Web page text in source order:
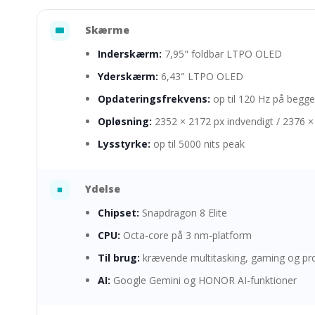
Skærme
Inderskærm: 7,95" foldbar LTPO OLED
Yderskærm: 6,43" LTPO OLED
Opdateringsfrekvens: op til 120 Hz på
Opløsning: 2352 × 2172 px indvendigt / 2376
Lysstyrke: op til 5000 nits peak
Ydelse
Chipset: Snapdragon 8 Elite
CPU: Octa-core på 3 nm-platform
Til brug: krævende multitasking, gaming og
AI: Google Gemini og HONOR AI-funktioner